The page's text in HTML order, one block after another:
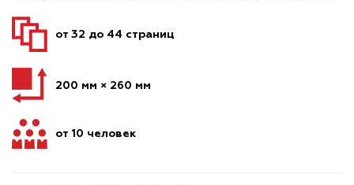
от 32 до 44 страниц
200 мм × 260 мм
от 10 человек